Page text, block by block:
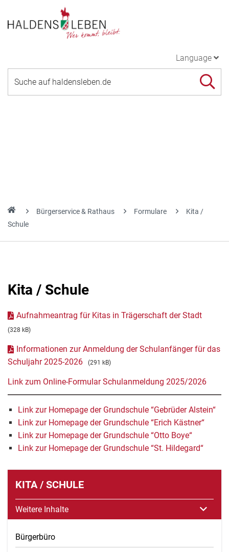
Language
Bürgerservice & Rathaus Formulare
Kita /
Schule
Kita / Schule
Aufnahmeantrag für Kitas in Trägerschaft der Stadt
(328 kB)
Informationen zur Anmeldung der Schulanfänger für das
Schuljahr 2025-2026
(291 kB)
Link zum Online-Formular Schulanmeldung 2025/2026
Link zur Homepage der Grundschule “Gebrüder Alstein“
Link zur Homepage der Grundschule “Erich Kästner“
Link zur Homepage der Grundschule “Otto Boye“
Link zur Homepage der Grundschule “St. Hildegard“
KITA / SCHULE
Weitere Inhalte
Bürgerbüro